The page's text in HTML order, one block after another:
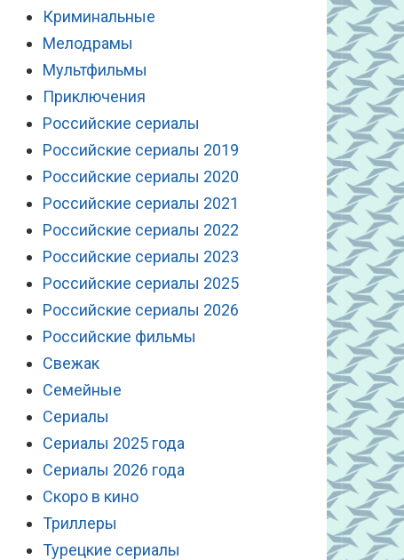
Криминальные
Мелодрамы
Мультфильмы
Приключения
Российские сериалы
Российские сериалы 2019
Российские сериалы 2020
Российские сериалы 2021
Российские сериалы 2022
Российские сериалы 2023
Российские сериалы 2025
Российские сериалы 2026
Российские фильмы
Свежак
Семейные
Сериалы
Сериалы 2025 года
Сериалы 2026 года
Скоро в кино
Триллеры
Турецкие сериалы